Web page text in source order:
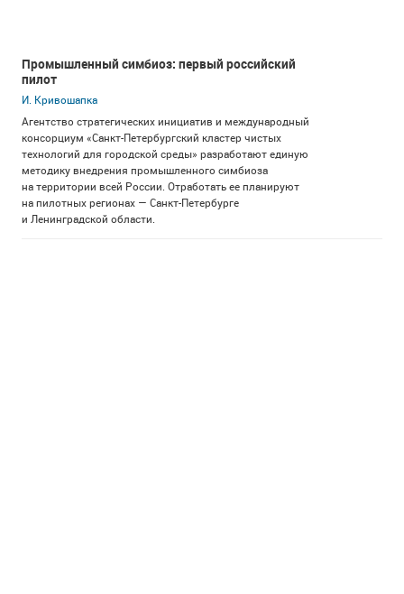
Промышленный симбиоз: первый российский
пилот
И. Кривошапка
Агентство стратегических инициатив и международный
консорциум «Санкт-Петербургский кластер чистых
технологий для городской среды» разработают единую
методику внедрения промышленного симбиоза
на территории всей России. Отработать ее планируют
на пилотных регионах — Санкт-Петербурге
и Ленинградской области.